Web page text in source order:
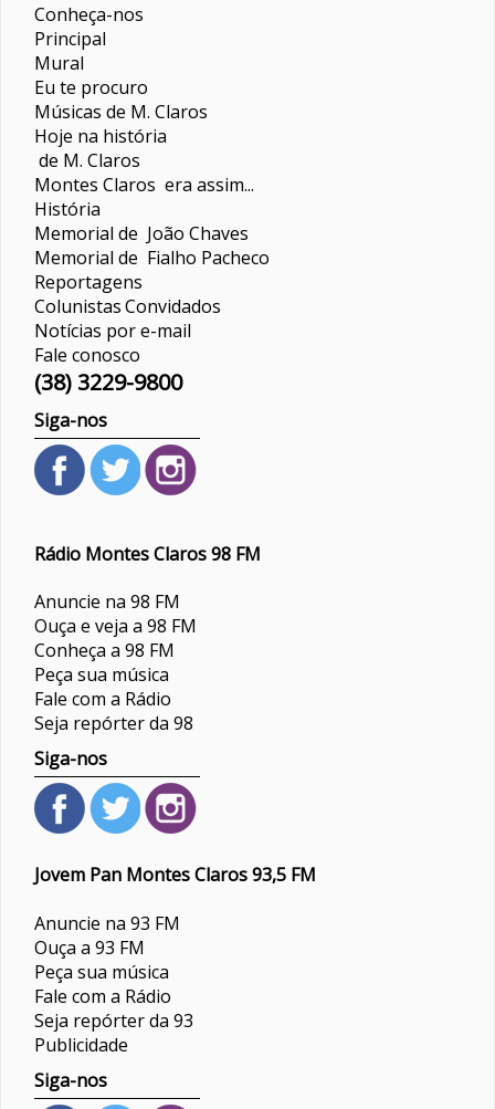
Conheça-nos
Principal
Mural
Eu te procuro
Músicas de M. Claros
Hoje na história
de M. Claros
Montes Claros era assim...
História
Memorial de João Chaves
Memorial de Fialho Pacheco
Reportagens
ColunistasConvidados
Notícias por e-mail
Fale conosco
(38) 3229-9800
Siga-nos
Rádio Montes Claros 98 FM
Anuncie na 98 FM
Ouça e veja a 98 FM
Conheça a 98 FM
Peça sua música
Fale com a Rádio
Seja repórter da 98
Siga-nos
Jovem Pan Montes Claros 93,5 FM
Anuncie na 93 FM
Ouça a 93 FM
Peça sua música
Fale com a Rádio
Seja repórter da 93
Publicidade
Siga-nos